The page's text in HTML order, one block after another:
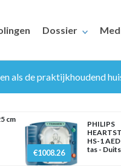
Dossier
als de praktijkhoudend
cm
€1008.26
PHILIPS
HS-1
tas - Duits